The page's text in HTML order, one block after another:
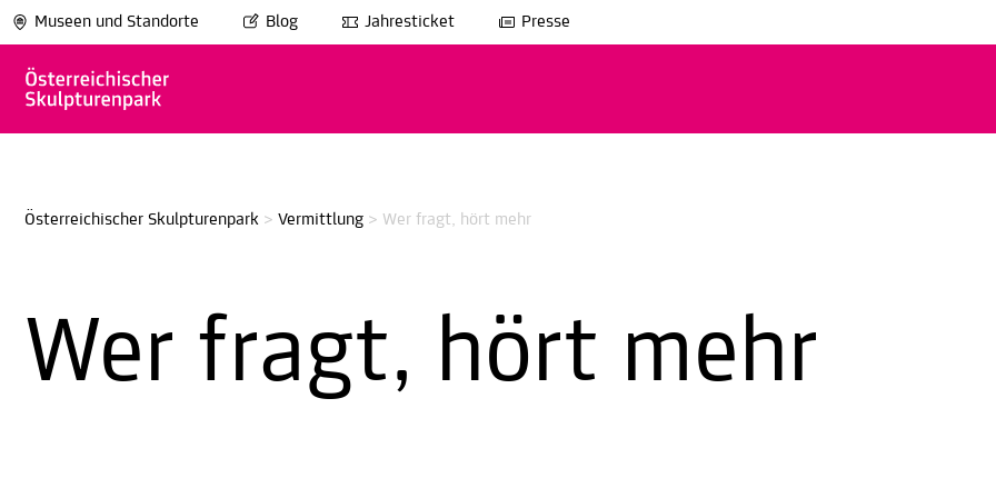
Museen und Standorte Blog Jahresticket Presse
Österreichischer Skulpturenpark > Vermittlung > Wer fragt, hört mehr
Wer fragt, hört mehr